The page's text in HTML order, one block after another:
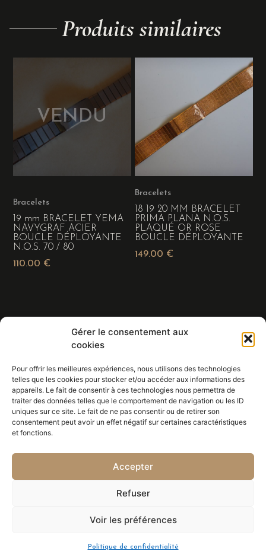
Gérer le consentement aux
cookies
Pour offrir les meilleures expériences, nous utilisons des technologies
telles que les cookies pour stocker et/ou accéder aux informations des
appareils. Le fait de consentir à ces technologies nous permettra de
traiter des données telles que le comportement de navigation ou les ID
uniques sur ce site. Le fait de ne pas consentir ou de retirer son
consentement peut avoir un effet négatif sur certaines caractéristiques
et fonctions.
Accepter
Refuser
Voir les préférences
Politique de confidentialité
Produits similaires
Bracelets
19 mm BRACELET YEMA
NAVYGRAF ACIER
BOUCLE DÉPLOYANTE
N.O.S. 70 / 80
110.00 €
Bracelets
18 19 20 MM BRACELET
PRIMA PLANA N.O.S.
PLAQUÉ OR ROSE
BOUCLE DÉPLOYANTE
149.00 €
Eric BALDIN
Réparations - Restaurations -
Achat/vente de toute l'horlogerie
CONTACT
380/450, avenue A. Fabre
06270 VILLENEUVE LOUBET
Tél. 06 75 86 37 50